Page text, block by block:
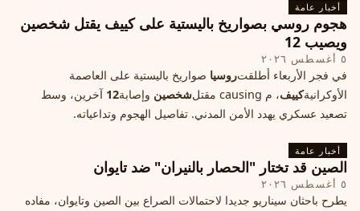
أخبار عامة
هجوم روسي بصواريخ باليستية على كييف يقتل شخصين
ويصيب 12
٥ أغسطس ٢٠٢٦
في فجر الأربعاء أطلقتروسيا صواريخ باليستية على العاصمة
الأوكرانيةكييف، م causing مقتل شخصين وإصابة12 آخرين، وسط
تصعيد عسكري يهدد الأمن المدني. تفاصيل الهجوم وتداعياته.
أخبار عامة
الصين قد تختار "الحصار بالنيران" ضد تايوان
٥ أغسطس ٢٠٢٦
يطرح باحثان سيناريو جديدا لاحتمالات الصراع بين الصين وتايوان، مفاده